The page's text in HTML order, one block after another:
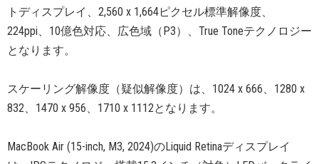
トディスプレイ、2,560 x 1,664ピクセル標準解像度、
224ppi、10億色対応、広色域（P3）、True Toneテクノロジー
となります。
スケーリング解像度（疑似解像度）は、1024 x 666、1280 x
832、1470 x 956、1710 x 1112となります。
MacBook Air (15-inch, M3, 2024)のLiquid Retinaディスプレイ